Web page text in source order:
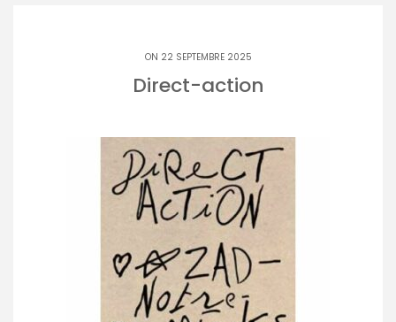
ON 22 SEPTEMBRE 2025
Direct-action